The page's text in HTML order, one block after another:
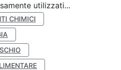
utilizzati...
CHIMICI